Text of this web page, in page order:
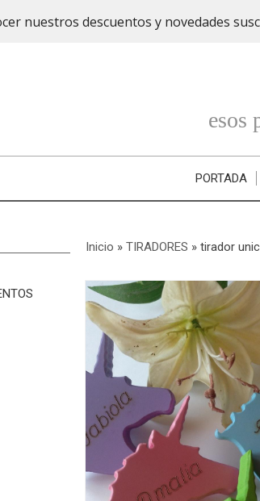
nuestros descuentos y novedades
esos
PORTADA
Inicio » TIRADORES » tirador